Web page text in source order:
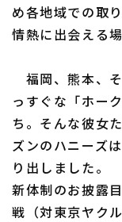
め各地域での取
情熱に出会える
福岡、熊本、
っすぐな「ホー
ち。そんな彼女
ズンのハニーズ
り出しました。
新体制のお披露
戦（対東京ヤク